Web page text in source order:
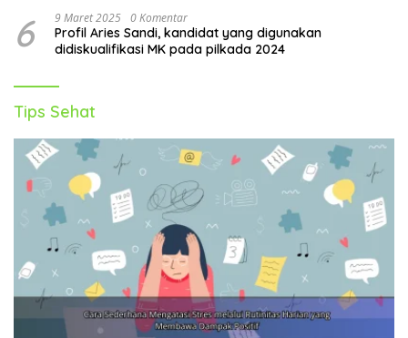
6 9 Maret 2025 0 Komentar
Profil Aries Sandi, kandidat yang digunakan
didiskualifikasi MK pada pilkada 2024
Tips Sehat